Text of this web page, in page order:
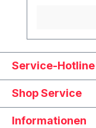
Service-Hotline
Shop Service
Informationen